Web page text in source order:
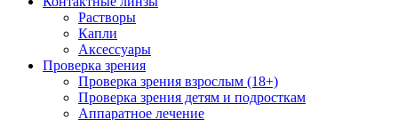
Растворы
Капли
Аксессуары
Проверка зрения
Проверка зрения взрослым (18+)
Проверка зрения детям и подросткам
Аппаратное лечение